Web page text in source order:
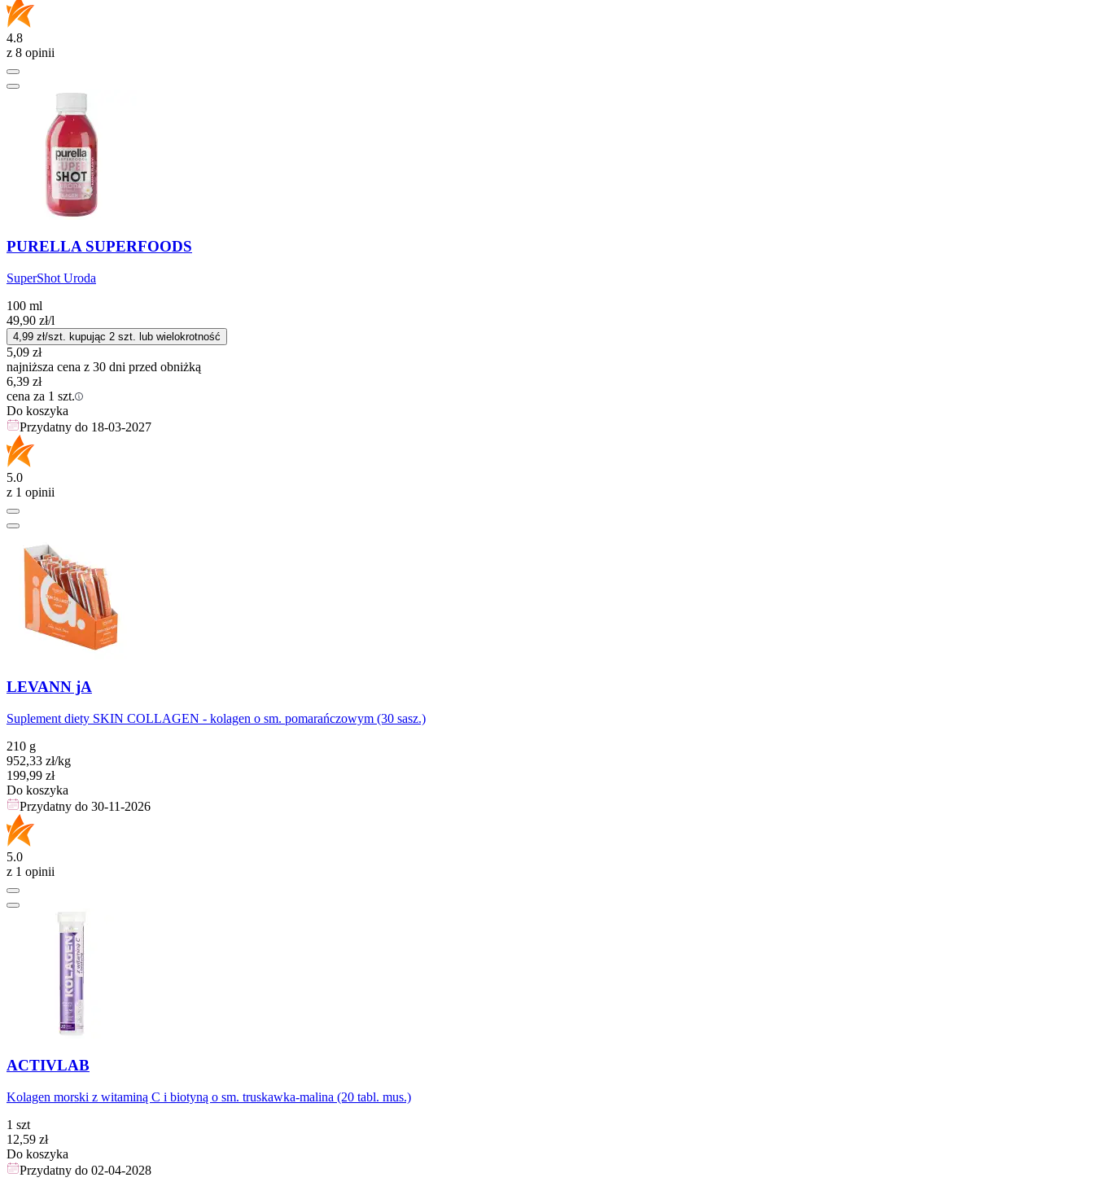
4.8
z 8 opinii
PURELLA SUPERFOODS
SuperShot Uroda
100 ml
49,90 zł/l
4,99 zł/szt. kupując 2 szt. lub wielokrotność
5,09 zł
najniższa cena z 30 dni przed obniżką
6,39 zł
cena za 1 szt.
Do koszyka
Przydatny do 18-03-2027
5.0
z 1 opinii
LEVANN jA
Suplement diety SKIN COLLAGEN - kolagen o sm. pomarańczowym (30 sasz.)
210 g
952,33 zł/kg
Cena
199,99 zł
Do koszyka
Przydatny do 30-11-2026
5.0
z 1 opinii
ACTIVLAB
Kolagen morski z witaminą C i biotyną o sm. truskawka-malina (20 tabl. mus.)
1 szt
Cena
12,59 zł
Do koszyka
Przydatny do 02-04-2028